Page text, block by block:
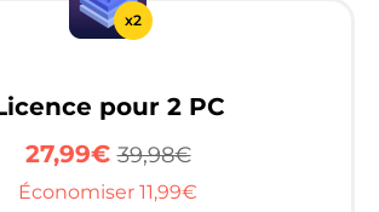
x2
pour 2 PC
27,99€39,98€
Économiser 11,99€